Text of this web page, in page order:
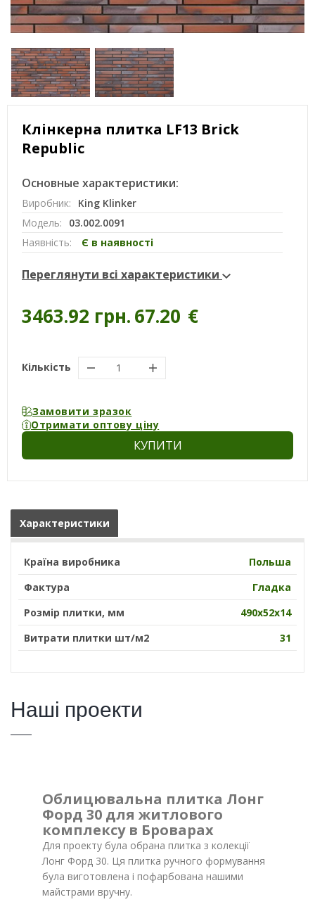
Клінкерна плитка LF13 Brick
Republic
Основные характеристики:
Виробник:
King Klinker
Модель:
03.002.0091
Наявність:
Є в наявності
Переглянути всі характеристики
3463.92 грн.67.20 €
Кількість
Замовити зразок
Отримати оптову ціну
КУПИТИ
Характеристики
Країна виробника
Польша
Фактура
Гладка
Розмір плитки, мм
490х52х14
Витрати плитки шт/м2
31
Наші проекти
Облицювальна плитка Лонг
Форд 30 для житлового
комплексу в Броварах
Для проекту була обрана плитка з колекції
Лонг Форд 30. Ця плитка ручного формування
була виготовлена ​​і пофарбована нашими
майстрами вручну.